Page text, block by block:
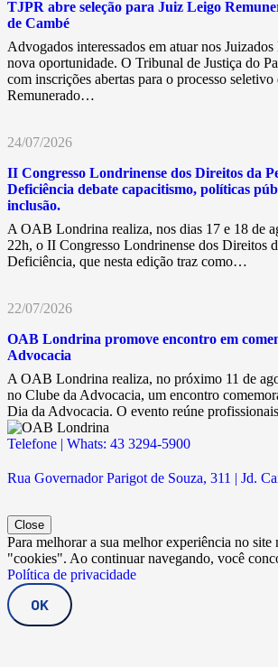
TJPR abre seleção para Juiz Leigo
de Cambé
Advogados interessados em atuar nos
nova oportunidade. O Tribunal de Justiça do
com inscrições abertas para o processo
Remunerado…
24/07/2026
II Congresso Londrinense dos Direitos da
Deficiência debate capacitismo, políticas
inclusão.
A OAB Londrina realiza, nos dias 17 e 18 de
22h, o II Congresso Londrinense dos Direitos
Deficiência, que nesta edição traz como…
22/07/2026
OAB Londrina promove encontro em
Advocacia
A OAB Londrina realiza, no próximo 11 de
no Clube da Advocacia, um encontro
Dia da Advocacia. O evento reúne
Telefone | Whats: 43 3294-5900
Rua Governador Parigot de Souza, 311 | Jd.
Close
Para melhorar a sua melhor experiência no site
"cookies". Ao continuar navegando, você
Política de privacidade
OK